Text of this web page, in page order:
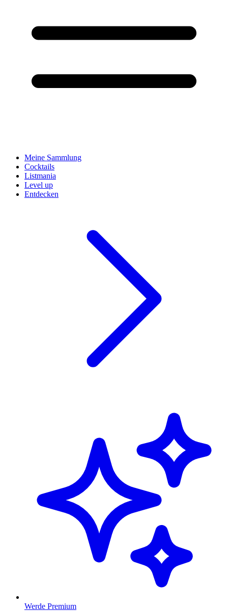
Meine Sammlung
Cocktails
Listmania
Level up
Entdecken
Werde Premium